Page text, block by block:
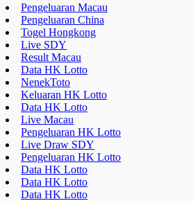
Pengeluaran Macau
Pengeluaran China
Togel Hongkong
Live SDY
Result Macau
Data HK Lotto
NenekToto
Keluaran HK Lotto
Data HK Lotto
Live Macau
Pengeluaran HK Lotto
Live Draw SDY
Pengeluaran HK Lotto
Data HK Lotto
Data HK Lotto
Data HK Lotto